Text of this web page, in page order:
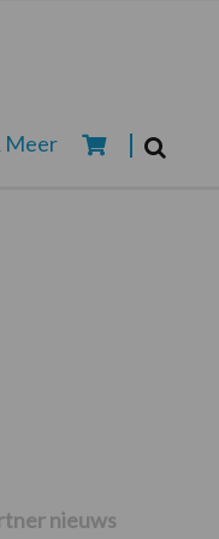
Meer
nieuws